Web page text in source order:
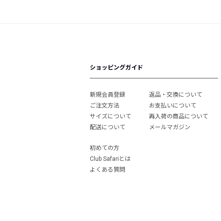
ショッピングガイド
新規会員登録
ご注文方法
サイズについて
配送について
返品・交換について
お支払いについて
再入荷の商品について
メールマガジン
初めての方
Club Safariとは
よくある質問